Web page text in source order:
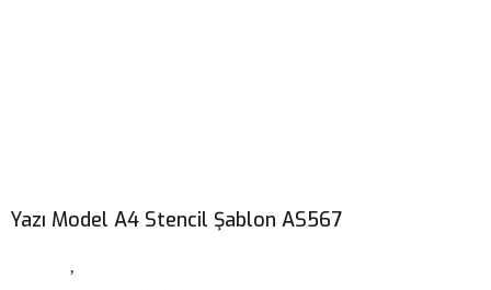
Yazı Model A4 Stencil Şablon AS567